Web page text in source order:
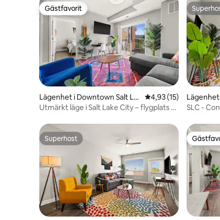
Gästfavorit
Gästfavorit
Lägenhet i Downtown Salt La
ke City
4,93 av 5 i
4,93 (15)
Utmärkt läge i Salt Lake City – flygplats –
ake City
SLC -
Superhost
Superhost